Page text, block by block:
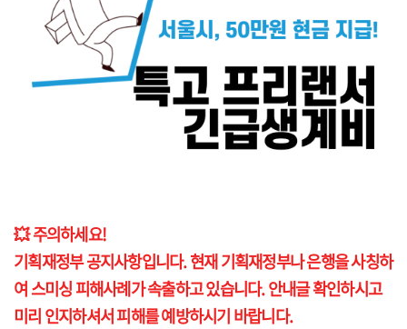
💥 주의하세요!
기획재정부 공지사항입니다. 현재 기획재정부나 은행을 사칭하
여 스미싱 피해사례가 속출하고 있습니다. 안내글 확인하시고
미리 인지하셔서 피해를 예방하시기 바랍니다.